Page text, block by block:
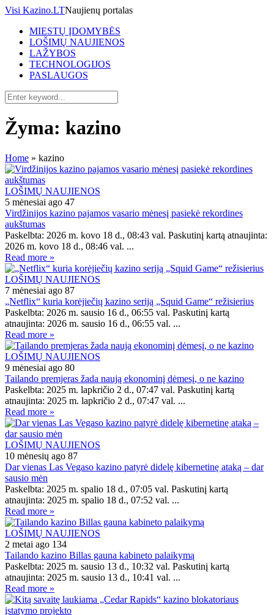
Visi Kazino.LTNaujienų portalas
MIESTŲ ĮDOMYBĖS
LOŠIMŲ NAUJIENOS
LAŽYBOS
TECHNOLOGIJOS
PASLAUGOS
Žyma: kazino
Home » kazino
LOŠIMŲ NAUJIENOS
5 mėnesiai ago 47
Virdžinijos kazino pajamos vasario mėnesį pasiekė rekordines
aukštumas
Paskelbta: 2026 m. kovo 18 d., 08:43 val. Paskutinį kartą atnaujinta:
2026 m. kovo 18 d., 08:46 val. ...
Read more »
LOŠIMŲ NAUJIENOS
7 mėnesiai ago 87
„Netflix“ kuria korėjiečių kazino seriją „Squid Game“ režisierius
Paskelbta: 2026 m. sausio 16 d., 06:55 val. Paskutinį kartą
atnaujinta: 2026 m. sausio 16 d., 06:55 val. ...
Read more »
LOŠIMŲ NAUJIENOS
9 mėnesiai ago 80
Tailando premjeras žada naują ekonominį dėmesį, o ne kazino
Paskelbta: 2025 m. lapkričio 2 d., 07:47 val. Paskutinį kartą
atnaujinta: 2025 m. lapkričio 2 d., 07:47 val. ...
Read more »
LOŠIMŲ NAUJIENOS
10 mėnesių ago 87
Dar vienas Las Vegaso kazino patyrė didelę kibernetinę ataką – dar
sausio mėn
Paskelbta: 2025 m. spalio 18 d., 07:05 val. Paskutinį kartą
atnaujinta: 2025 m. spalio 18 d., 07:52 val. ...
Read more »
LOŠIMŲ NAUJIENOS
2 metai ago 134
Tailando kazino Billas gauna kabineto palaikymą
Paskelbta: 2025 m. sausio 13 d., 10:32 val. Paskutinį kartą
atnaujinta: 2025 m. sausio 13 d., 10:41 val. ...
Read more »